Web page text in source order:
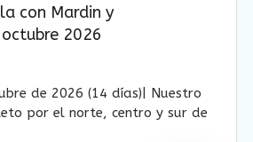
con Mardin y
2026
de 2026 (14 días)| Nuestro
por el norte, centro y sur de